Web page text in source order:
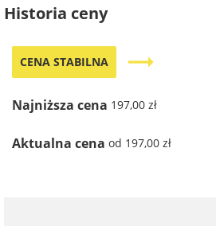
Historia ceny
CENA STABILNA trending_flat
Najniższa cena 197,00 zł
Aktualna cena od 197,00 zł